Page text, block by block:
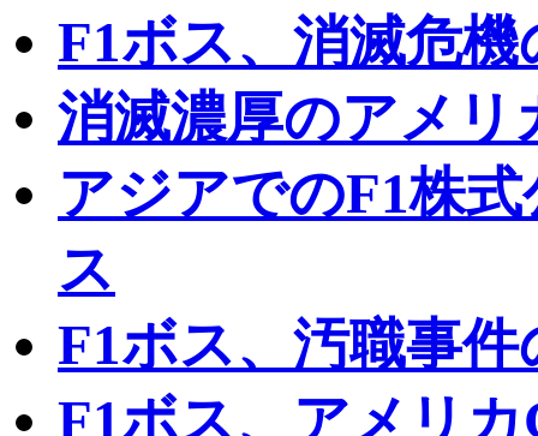
F1ボス、消滅危
消滅濃厚のアメリ
アジアでのF1株
ス
F1ボス、汚職事
F1ボス、アメリ